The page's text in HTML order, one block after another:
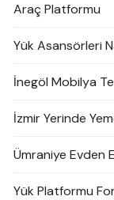
Araç Platformu
Yük Asansörleri
İnegöl Mobilya
İzmir Yerinde
Ümraniye Evden
Yük Platformu